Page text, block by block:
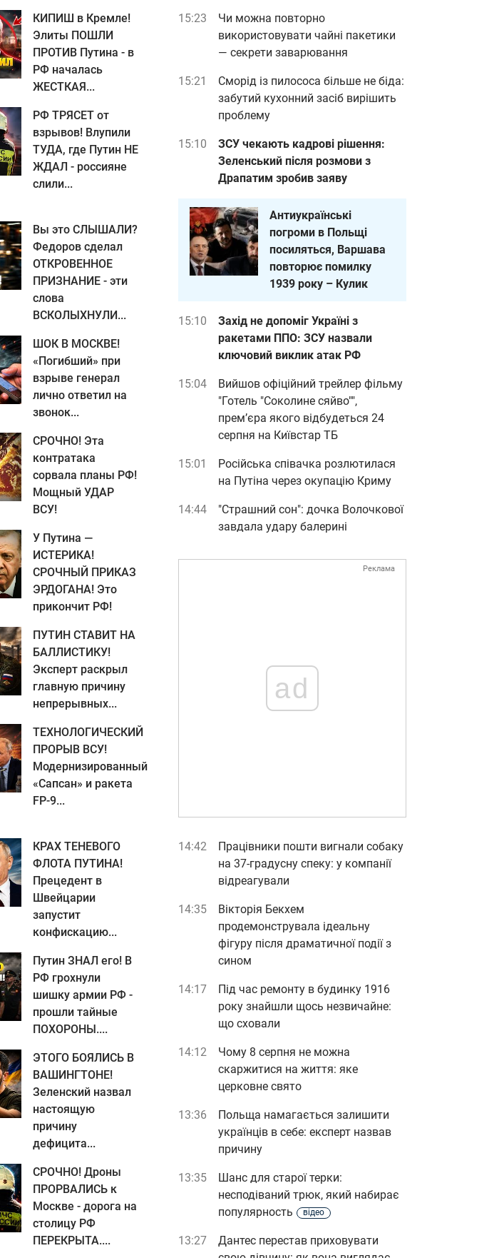
КИПИШ в Кремле!
Элиты ПОШЛИ
ПРОТИВ Путина - в
РФ началась
ЖЕСТКАЯ...
РФ ТРЯСЕТ от
взрывов! Влупили
ТУДА, где Путин НЕ
ЖДАЛ - россияне
слили...
Вы это СЛЫШАЛИ?
Федоров сделал
ОТКРОВЕННОЕ
ПРИЗНАНИЕ - эти
слова
ВСКОЛЫХНУЛИ...
ШОК В МОСКВЕ!
«Погибший» при
взрыве генерал
лично ответил на
звонок...
СРОЧНО! Эта
контратака
сорвала планы РФ!
Мощный УДАР
ВСУ!
У Путина —
ИСТЕРИКА!
СРОЧНЫЙ ПРИКАЗ
ЭРДОГАНА! Это
прикончит РФ!
ПУТИН СТАВИТ НА
БАЛЛИСТИКУ!
Эксперт раскрыл
главную причину
непрерывных...
ТЕХНОЛОГИЧЕСКИЙ
ПРОРЫВ ВСУ!
Модернизированный
«Сапсан» и ракета
FP-9...
КРАХ ТЕНЕВОГО
ФЛОТА ПУТИНА!
Прецедент в
Швейцарии
запустит
конфискацию...
Путин ЗНАЛ его! В
РФ грохнули
шишку армии РФ -
прошли тайные
ПОХОРОНЫ....
ЭТОГО БОЯЛИСЬ В
ВАШИНГТОНЕ!
Зеленский назвал
настоящую
причину
дефицита...
СРОЧНО! Дроны
ПРОРВАЛИСЬ к
Москве - дорога на
столицу РФ
ПЕРЕКРЫТА....
15:23
Чи можна повторно
використовувати чайні пакетики
— секрети заварювання
15:21
Сморід із пилососа більше не біда:
забутий кухонний засіб вирішить
проблему
15:10
ЗСУ чекають кадрові рішення:
Зеленський після розмови з
Драпатим зробив заяву
Антиукраїнські
погроми в Польщі
посиляться, Варшава
повторює помилку
1939 року – Кулик
15:10
Захід не допоміг Україні з
ракетами ППО: ЗСУ назвали
ключовий виклик атак РФ
15:04
Вийшов офіційний трейлер фільму
"Готель "Соколине сяйво"",
прем’єра якого відбудеться 24
серпня на Київстар ТБ
15:01
Російська співачка розлютилася
на Путіна через окупацію Криму
14:44
"Страшний сон": дочка Волочкової
завдала удару балерині
Реклама
ad
14:42
Працівники пошти вигнали собаку
на 37-градусну спеку: у компанії
відреагували
14:35
Вікторія Бекхем
продемонструвала ідеальну
фігуру після драматичної події з
сином
14:17
Під час ремонту в будинку 1916
року знайшли щось незвичайне:
що сховали
14:12
Чому 8 серпня не можна
скаржитися на життя: яке
церковне свято
13:36
Польща намагається залишити
українців в себе: експерт назвав
причину
13:35
Шанс для старої терки:
несподіваний трюк, який набирає
популярность
відео
13:27
Дантес перестав приховувати